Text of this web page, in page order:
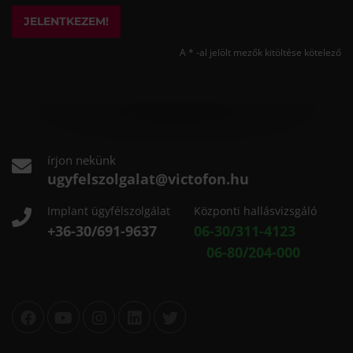
JELENTKEZEM!
A * -al jelölt mezők kitöltése kötelező
írjon nekünk
ugyfelszolgalat@victofon.hu
Implant ügyfélszolgálat
+36-30/691-9637
Központi hallásvizsgáló
06-30/311-4123
06-80/204-000